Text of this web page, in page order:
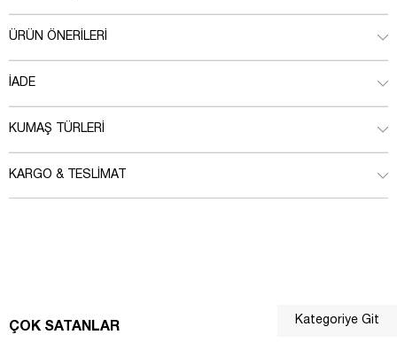
ÜRÜN ÖNERILERI
İADE
KUMAŞ TÜRLERI
KARGO & TESLIMAT
ÇOK SATANLAR
Kategoriye Git